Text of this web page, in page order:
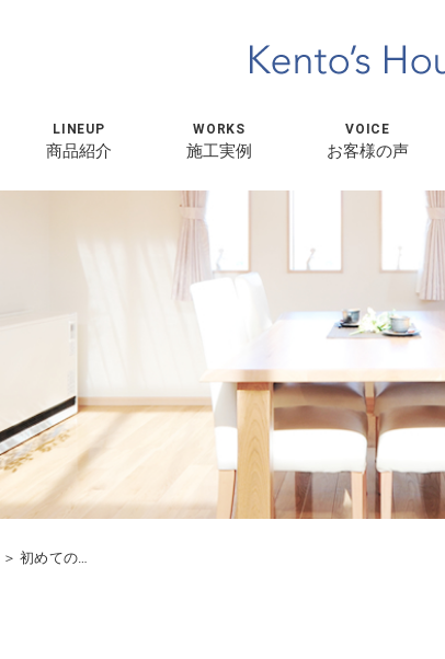
LINEUP
商品紹介
WORKS
施工実例
VOICE
お客様の声
＞ 初めての…